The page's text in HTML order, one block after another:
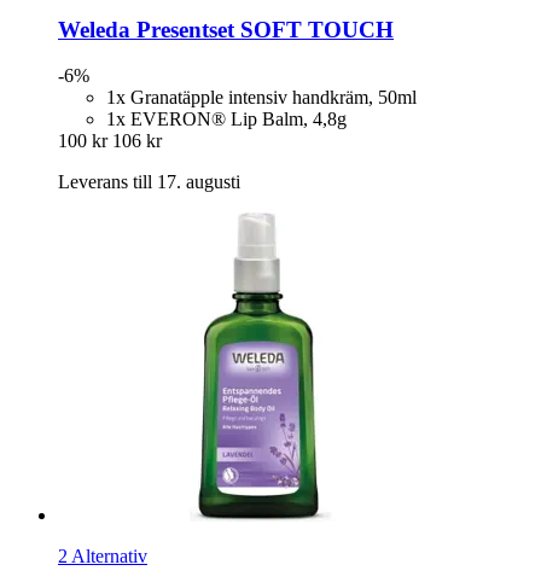
Weleda Presentset SOFT TOUCH
-6%
1x Granatäpple intensiv handkräm, 50ml
1x EVERON® Lip Balm, 4,8g
100 kr 106 kr
Leverans till 17. augusti
2 Alternativ